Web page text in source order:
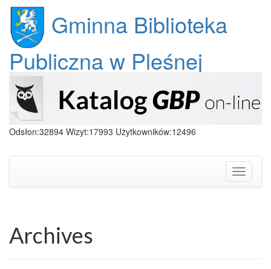
Gminna Biblioteka
Publiczna w Pleśnej
Odsłon:32894 Wizyt:17993 Użytkowników:12496
Toggle
Archives